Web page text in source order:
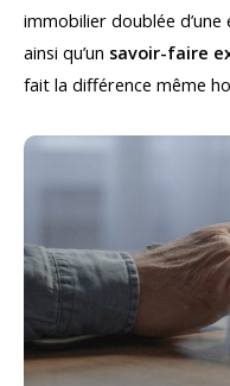
immobilier doublée
ainsi qu’un savoir-faire
fait la différence même